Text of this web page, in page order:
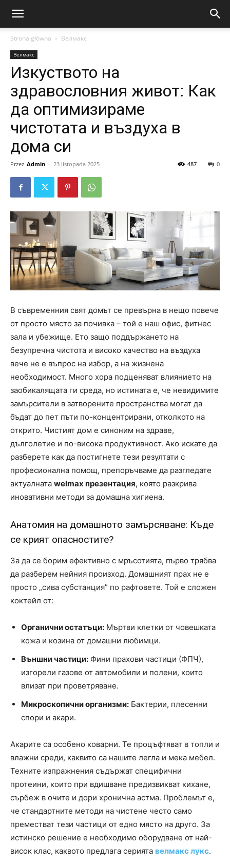
Strona główna Велмакс
Велмакс
Изкуството на
здравословния живот: Как
да оптимизираме
чистотата и въздуха в
дома си
Przez Admin - 23 listopada 2025 0
487
В съвременния свят домът се превърна в нещо повече
от просто място за почивка – той е наш офис, фитнес
зала и убежище. Ето защо поддържането на
безупречна чистота и високо качество на въздуха
вече не е въпрос на избор, а на жизнена
необходимост. Много хора подценяват влиянието на
заобикалящата ги среда, но истината е, че невидимите
замърсители в затворените пространства могат да
бъдат до пет пъти по-концентрирани, отколкото на
открито. Чистият дом е синоним на здраве,
дълголетие и по-висока продуктивност. Ако искате да
разберете как да постигнете тези резултати с
професионална помощ, препоръчваме да разгледате
актуалната welmax презентация, която разкрива
иновативни методи за домашна хигиена.
Анатомия на домашното замърсяване: Къде
се крият опасностите?
За да се борим ефективно с мръсотията, първо трябва
да разберем нейния произход. Домашният прах не е
просто „сива субстанция” по рафтовете. Той е сложен
коктейл от:
Органични остатъци: Мъртви клетки от човешката
кожа и козина от домашни любимци.
Външни частици: Фини прахови частици (ФПЧ),
изгорели газове от автомобили и полени, които
влизат при проветряване.
Микроскопични организми: Бактерии, плесенни
спори и акари.
Акарите са особено коварни. Те процъфтяват в топли и
влажни среди, каквито са нашите легла и мека мебел.
Техните изпражнения съдържат специфични
протеини, които при вдишване предизвикват кихане,
сърбеж в очите и дори хронична астма. Проблемът е,
че стандартните методи на чистене често само
преместват тези частици от едно място на друго. За
истинско решение е необходимо оборудване от най-
висок клас, каквото предлага серията велмакс лукс.